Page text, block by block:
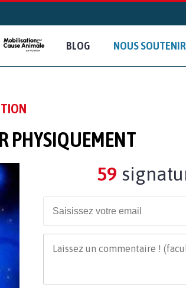
BLOG NOUS SOUTENIR
PHYSIQUEMENT
59